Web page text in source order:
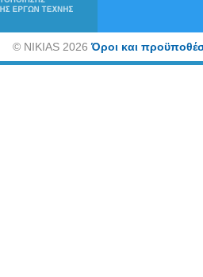
©NIKIAS 2026Όροι και